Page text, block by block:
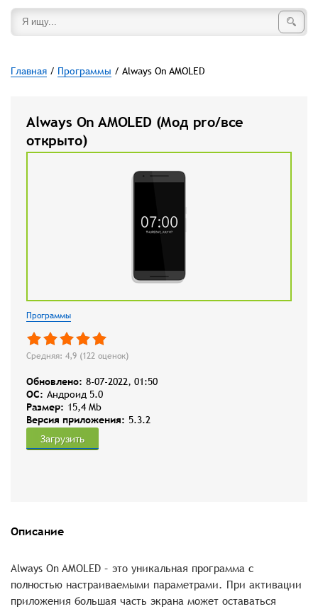
Главная / Программы / Always On AMOLED
Always On AMOLED (Мод pro/все
открыто)
Программы
Средняя: 4,9 (122 оценок)
Обновлено: 8-07-2022, 01:50
OC: Андроид 5.0
Размер: 15,4 Mb
Версия приложения: 5.3.2
Загрузить
Описание
Always On AMOLED – это уникальная программа с
полностью настраиваемыми параметрами. При активации
приложения большая часть экрана может оставаться